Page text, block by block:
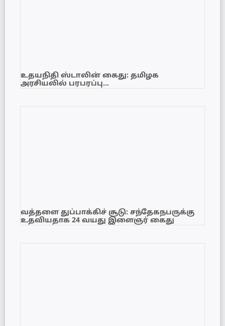
உதயநிதி ஸ்டாலின் கைது: தமிழக
அரசியலில் பரபரப்பு…
வத்தளை துப்பாக்கிச் சூடு: சந்தேகநபருக்கு
உதவியதாக 24 வயது இளைஞர் கைது